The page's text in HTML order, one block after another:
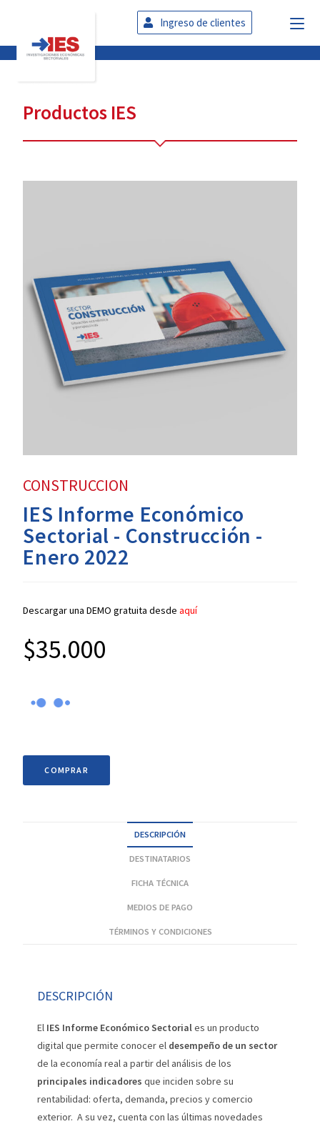
Ingreso de clientes
Productos IES
CONSTRUCCION
IES Informe Económico
Sectorial - Construcción -
Enero 2022
Descargar una DEMO gratuita desdeaquí
$35.000
COMPRAR
DESCRIPCIÓN
DESTINATARIOS
FICHA TÉCNICA
MEDIOS DE PAGO
TÉRMINOS Y CONDICIONES
DESCRIPCIÓN
El IES Informe Económico Sectorial es un producto
digital que permite conocer el desempeño de un sector
de la economía real a partir del análisis de los
principales indicadores que inciden sobre su
rentabilidad: oferta, demanda, precios y comercio
exterior. A su vez, cuenta con las últimas novedades